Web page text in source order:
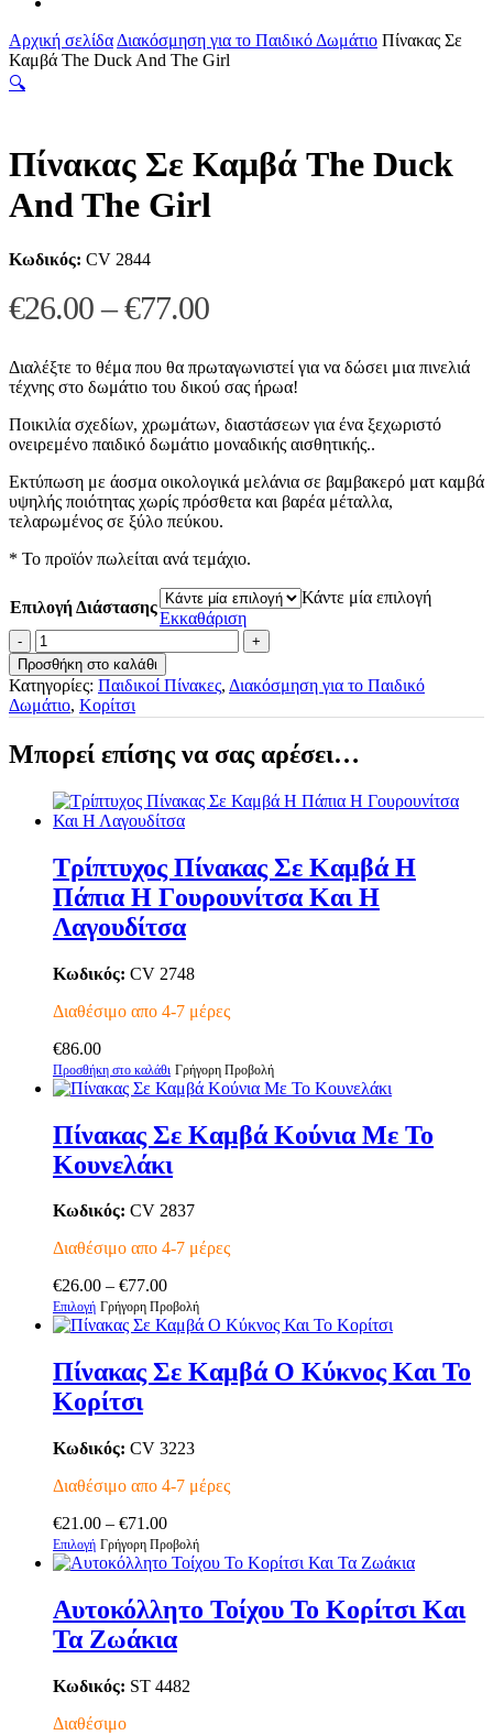
Αρχική σελίδα Διακόσμηση για το Παιδικό Δωμάτιο Πίνακας Σε
Καμβά The Duck And The Girl
🔍
Πίνακας Σε Καμβά The Duck
And The Girl
Κωδικός: CV 2844
€26.00 – €77.00Price
€26.00
through
€77.00
Διαλέξτε το θέμα που θα πρωταγωνιστεί για να δώσει μια πινελιά
τέχνης στο δωμάτιο του δικού σας ήρωα!
Ποικιλία σχεδίων, χρωμάτων, διαστάσεων για ένα ξεχωριστό
ονειρεμένο παιδικό δωμάτιο μοναδικής αισθητικής..
Εκτύπωση με άοσμα οικολογικά μελάνια σε βαμβακερό ματ καμβά
υψηλής ποιότητας χωρίς πρόσθετα και βαρέα μέταλλα,
τελαρωμένος σε ξύλο πεύκου.
* Το προϊόν πωλείται ανά τεμάχιο.
Επιλογή Διάστασης
Κάντε μία επιλογή
Εκκαθάριση
Πίνακας
Σε
Καμβά
The
Duck
The
ποσότητα
Προσθήκη στο καλάθι
Κατηγορίες: Παιδικοί Πίνακες, Διακόσμηση για το Παιδικό
Δωμάτιο, Κορίτσι
Μπορεί επίσης να σας αρέσει…
Τρίπτυχος Πίνακας Σε Καμβά Η
Πάπια Η Γουρουνίτσα Και Η
Λαγουδίτσα
Κωδικός: CV 2748
Διαθέσιμο απο 4-7 μέρες
€86.00
Προσθήκη στο καλάθι Γρήγορη Προβολή
Πίνακας Σε Καμβά Κούνια Με Το
Κουνελάκι
Κωδικός: CV 2837
Διαθέσιμο απο 4-7 μέρες
€26.00 – €77.00Price
range:
€26.00
€77.00
Επιλογή Αυτό
το
έχει
πολλαπλές
παραλλαγές.
επιλογές
μπορούν
να
στη
σελίδα
του
Γρήγορη Προβολή
Πίνακας Σε Καμβά Ο Κύκνος Και Το
Κορίτσι
Κωδικός: CV 3223
Διαθέσιμο απο 4-7 μέρες
€21.00 – €71.00Price
range:
€21.00
€71.00
Επιλογή Αυτό
το
πολλαπλές
παραλλαγές.
επιλογές
μπορούν
να
Γρήγορη Προβολή
Αυτοκόλλητο Τοίχου Το Κορίτσι Και
Τα Ζωάκια
Κωδικός: ST 4482
Διαθέσιμο